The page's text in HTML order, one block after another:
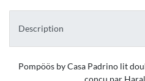
Description
Pompöös by Casa Padrino lit
conçu par